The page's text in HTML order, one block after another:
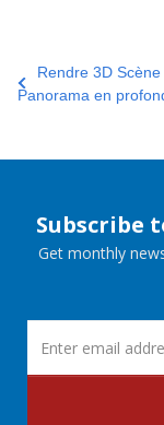
Rendre 3D
Panorama en
Subscribe
Get monthly